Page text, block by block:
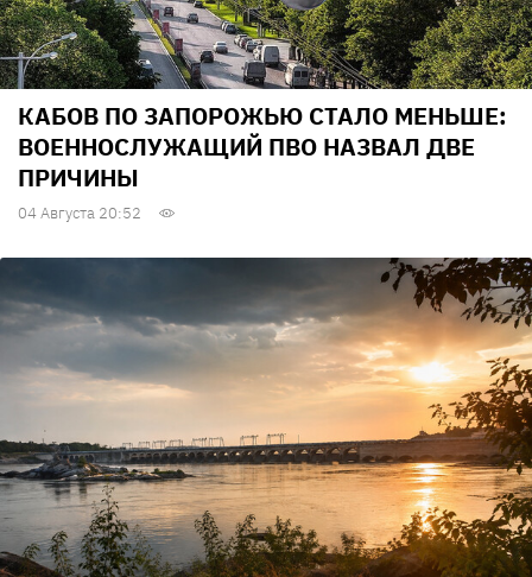
КАБОВ ПО ЗАПОРОЖЬЮ СТАЛО МЕНЬШЕ:
ВОЕННОСЛУЖАЩИЙ ПВО НАЗВАЛ ДВЕ
ПРИЧИНЫ
04 Августа 20:52